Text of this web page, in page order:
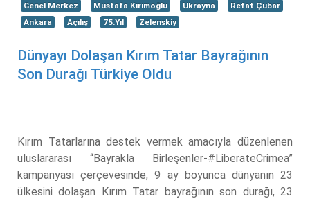
Genel Merkez Mustafa Kırımoğlu Ukrayna
Refat Çubar
Ankara
Açılış 75.Yıl Zelenskiy
Dünyayı Dolaşan Kırım Tatar Bayrağının
Son Durağı Türkiye Oldu
Kırım Tatarlarına destek vermek amacıyla düzenlenen
uluslararası “Bayrakla Birleşenler-#LiberateСrimea”
kampanyası çerçevesinde, 9 ay boyunca dünyanın 23
ülkesini dolaşan Kırım Tatar bayrağının son durağı, 23